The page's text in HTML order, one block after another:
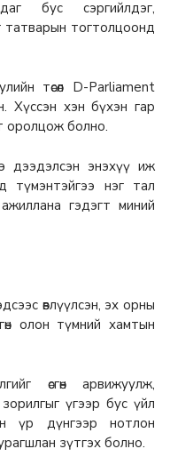
бус сэргийлдэг,
татварын тогтолцоонд
төсөл D-Parliament
Хүссэн хэн бүхэн гар
оролцож болно.
дээдэлсэн энэхүү иж
түмэнтэйгээ нэг тал
гэдэгт миний
өвлүүлсэн, эх орны
олон түмний хамтын
өсгөн арвижуулж,
үгээр бус үйл
үр дүнгээр нотлон
зүтгэх болно.